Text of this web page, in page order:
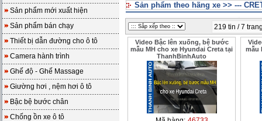
Sản phẩm mới xuất hiện
Sản phẩm bán chạy
Thiết bị dẫn đường cho ô tô
Camera hành trình
Ghế độ - Ghế Massage
Giường hơi , nệm hơi ô tô
Bậc bệ bước chân
Chống ồn xe ô tô
Sản phẩm theo hãng xe >> ---
219 tin / 7
Video Bậc lên xuống, bệ bước
mẫu MH cho xe Hyundai Creta tại
ThanhBinhAuto
mẫu